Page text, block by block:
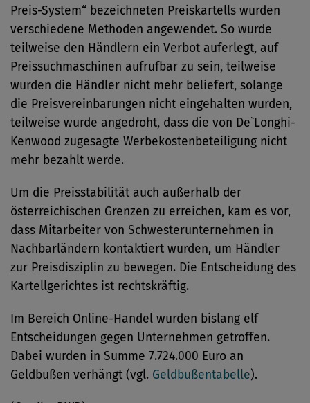
Preis-System“ bezeichneten Preiskartells wurden
verschiedene Methoden angewendet. So wurde
teilweise den Händlern ein Verbot auferlegt, auf
Preissuchmaschinen aufrufbar zu sein, teilweise
wurden die Händler nicht mehr beliefert, solange
die Preisvereinbarungen nicht eingehalten wurden,
teilweise wurde angedroht, dass die von De`Longhi-
Kenwood zugesagte Werbekostenbeteiligung nicht
mehr bezahlt werde.
Um die Preisstabilität auch außerhalb der
österreichischen Grenzen zu erreichen, kam es vor,
dass Mitarbeiter von Schwesterunternehmen in
Nachbarländern kontaktiert wurden, um Händler
zur Preisdisziplin zu bewegen. Die Entscheidung des
Kartellgerichtes ist rechtskräftig.
Im Bereich Online-Handel wurden bislang elf
Entscheidungen gegen Unternehmen getroffen.
Dabei wurden in Summe 7.724.000 Euro an
Geldbußen verhängt (vgl. Geldbußentabelle).